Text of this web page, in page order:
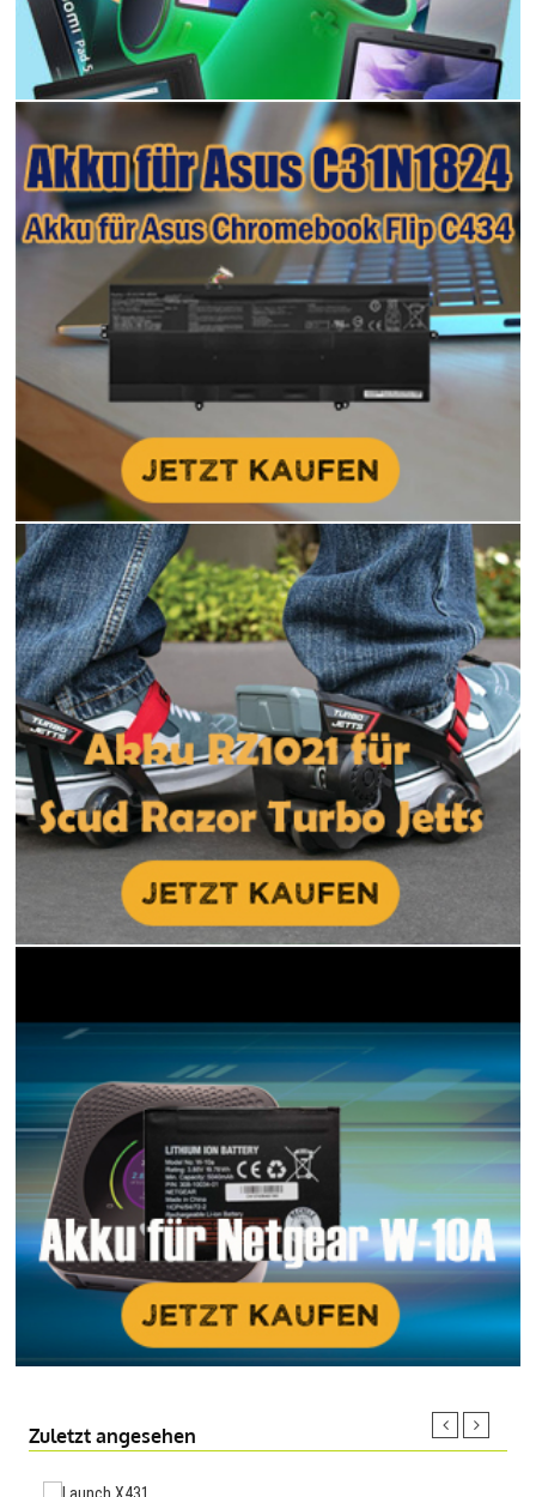
Zuletzt angesehen